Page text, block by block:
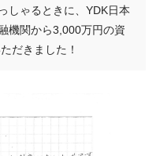
しゃるときに、YDK日本
機関から3,000万円の資
だきました！